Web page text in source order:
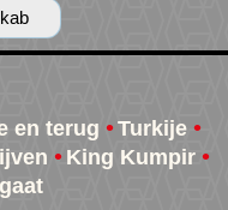
en terug
Turkije
King Kumpir